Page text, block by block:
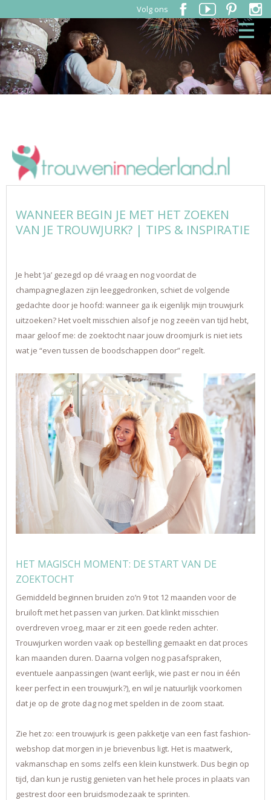
Volg ons
WANNEER BEGIN JE MET HET ZOEKEN
VAN JE TROUWJURK? | TIPS & INSPIRATIE
Je hebt ‘ja’ gezegd op dé vraag en nog voordat de
champagneglazen zijn leeggedronken, schiet de volgende
gedachte door je hoofd: wanneer ga ik eigenlijk mijn trouwjurk
uitzoeken? Het voelt misschien alsof je nog zeeën van tijd hebt,
maar geloof me: de zoektocht naar jouw droomjurk is niet iets
wat je “even tussen de boodschappen door” regelt.
HET MAGISCH MOMENT: DE START VAN DE
ZOEKTOCHT
Gemiddeld beginnen bruiden zo’n 9 tot 12 maanden voor de
bruiloft met het passen van jurken. Dat klinkt misschien
overdreven vroeg, maar er zit een goede reden achter.
Trouwjurken worden vaak op bestelling gemaakt en dat proces
kan maanden duren. Daarna volgen nog pasafspraken,
eventuele aanpassingen (want eerlijk, wie past er nou in één
keer perfect in een trouwjurk?), en wil je natuurlijk voorkomen
dat je op de grote dag nog met spelden in de zoom staat.
Zie het zo: een trouwjurk is geen pakketje van een fast fashion-
webshop dat morgen in je brievenbus ligt. Het is maatwerk,
vakmanschap en soms zelfs een klein kunstwerk. Dus begin op
tijd, dan kun je rustig genieten van het hele proces in plaats van
gestrest door een bruidsmodezaak te sprinten.